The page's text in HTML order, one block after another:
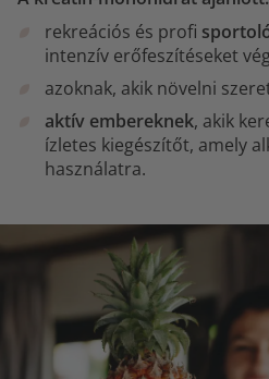
rekreációs és profi
intenzív erőfeszítéseket
azoknak, akik növelni
aktív embereknek, akik
ízletes kiegészítőt, amely
használatra.